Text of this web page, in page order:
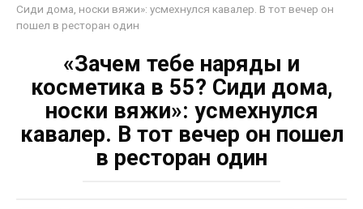
Сиди дома, носки вяжи»: усмехнулся кавалер. В тот вечер он
пошел в ресторан один
«Зачем тебе наряды и
косметика в 55? Сиди дома,
носки вяжи»: усмехнулся
кавалер. В тот вечер он пошел
в ресторан один